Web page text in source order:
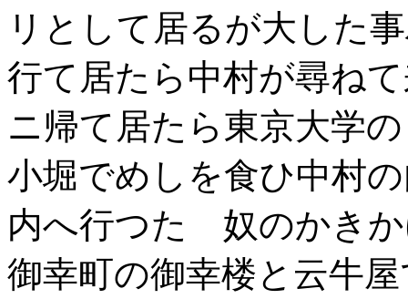
リとして居るが大した
行て居たら中村が尋ね
ニ帰て居たら東京大学
小堀でめしを食ひ中村
内へ行つた 奴のかきか
御幸町の御幸楼と云牛